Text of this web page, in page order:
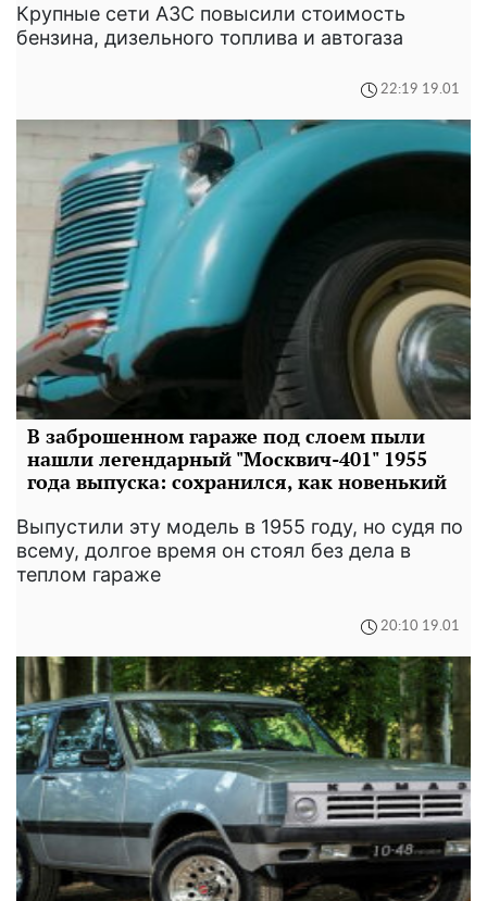
Крупные сети АЗС повысили стоимость
бензина, дизельного топлива и автогаза
22:19 19.01
В заброшенном гараже под слоем пыли
нашли легендарный "Москвич-401" 1955
года выпуска: сохранился, как новенький
Выпустили эту модель в 1955 году, но судя по
всему, долгое время он стоял без дела в
теплом гараже
20:10 19.01